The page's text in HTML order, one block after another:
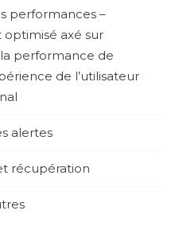
performances –
axé sur
performance de
de l’utilisateur
alertes
récupération